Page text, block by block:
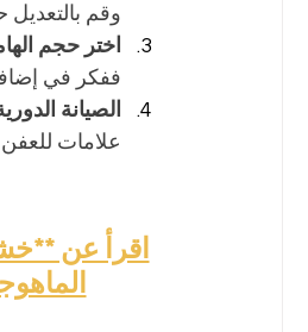
وقم
اختر حجم
ففكر في
الصيانة
علامات للعفن
اقرأ عن